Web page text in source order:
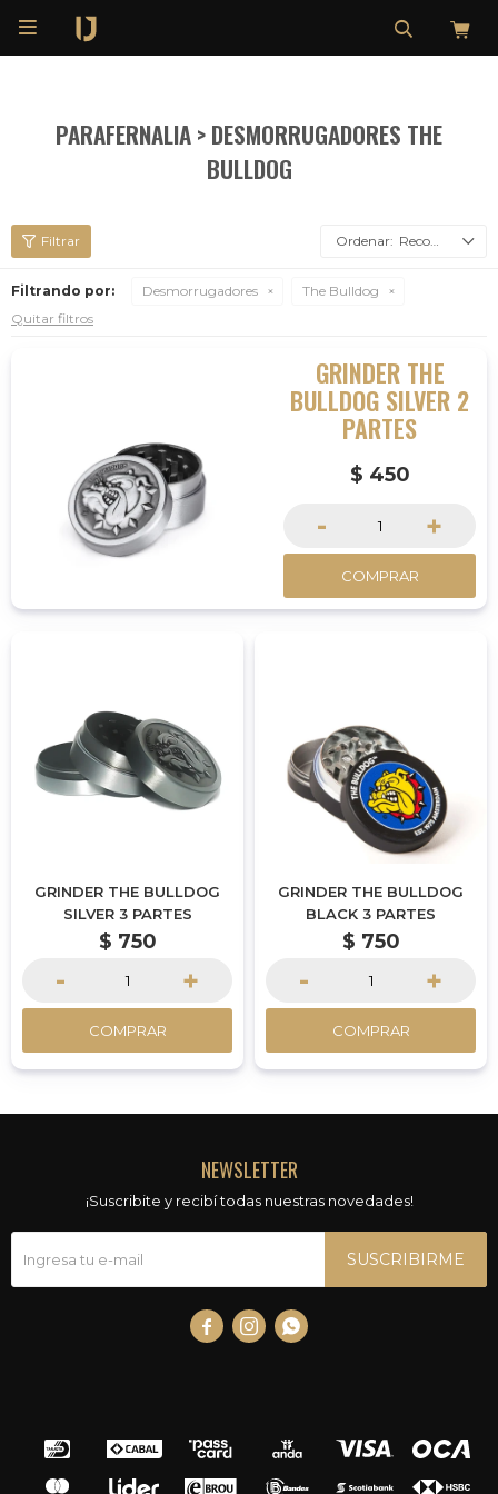

PARAFERNALIA > DESMORRUGADORES THE
BULLDOG
Recomendados
Filtrando por: Desmorrugadores
The Bulldog
Quitar filtros
GRINDER THE
BULLDOG SILVER 2
PARTES
$ 450
- +
COMPRAR
GRINDER THE BULLDOG
SILVER 3 PARTES
$ 750
- +
COMPRAR
GRINDER THE BULLDOG
BLACK 3 PARTES
$ 750
- +
COMPRAR
NEWSLETTER
¡Suscribite y recibí todas nuestras novedades!
SUSCRIBIRME
  